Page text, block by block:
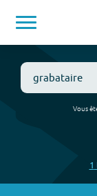
Vous
1